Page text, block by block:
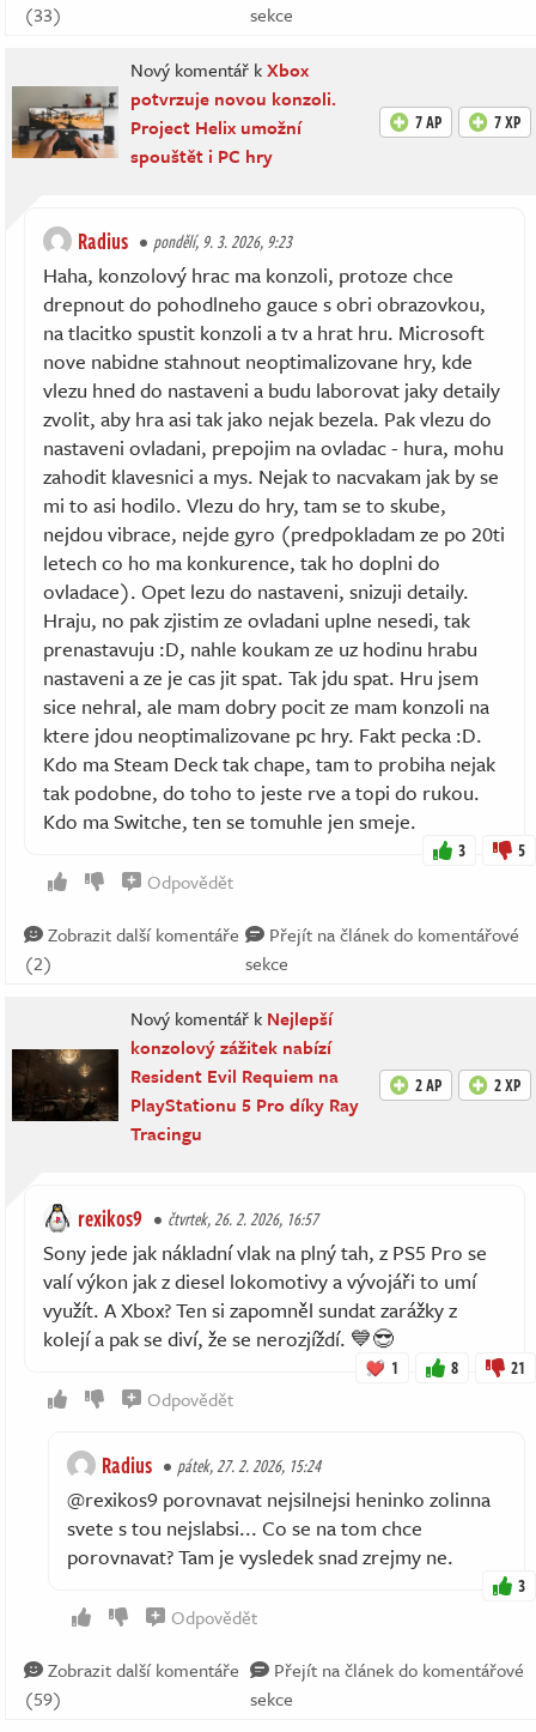
(33)
sekce
Nový komentář kXbox
potvrzuje novou konzoli.
Project Helix umožní
spouštět i PC hry
7 AP 7 XP
Radius pondělí, 9. 3. 2026, 9:23
Haha, konzolový hrac ma konzoli, protoze chce
drepnout do pohodlneho gauce s obri obrazovkou,
na tlacitko spustit konzoli a tv a hrat hru. Microsoft
nove nabidne stahnout neoptimalizovane hry, kde
vlezu hned do nastaveni a budu laborovat jaky detaily
zvolit, aby hra asi tak jako nejak bezela. Pak vlezu do
nastaveni ovladani, prepojim na ovladac - hura, mohu
zahodit klavesnici a mys. Nejak to nacvakam jak by se
mi to asi hodilo. Vlezu do hry, tam se to skube,
nejdou vibrace, nejde gyro (predpokladam ze po 20ti
letech co ho ma konkurence, tak ho doplni do
ovladace). Opet lezu do nastaveni, snizuji detaily.
Hraju, no pak zjistim ze ovladani uplne nesedi, tak
prenastavuju :D, nahle koukam ze uz hodinu hrabu
nastaveni a ze je cas jit spat. Tak jdu spat. Hru jsem
sice nehral, ale mam dobry pocit ze mam konzoli na
ktere jdou neoptimalizovane pc hry. Fakt pecka :D.
Kdo ma Steam Deck tak chape, tam to probiha nejak
tak podobne, do toho to jeste rve a topi do rukou.
Kdo ma Switche, ten se tomuhle jen smeje.
3 5
Odpovědět
Zobrazit další komentáře
(2)
Přejít na článek do komentářové
sekce
Nový komentář k Nejlepší
konzolový zážitek nabízí
Resident Evil Requiem na
PlayStationu 5 Pro díky Ray
Tracingu
2 AP 2 XP
rexikos9 čtvrtek, 26. 2. 2026, 16:57
Sony jede jak nákladní vlak na plný tah, z PS5 Pro se
valí výkon jak z diesel lokomotivy a vývojáři to umí
využít. A Xbox? Ten si zapomněl sundat zarážky z
kolejí a pak se diví, že se nerozjíždí. 💙😎
1 8 21
Odpovědět
Radius pátek, 27. 2. 2026, 15:24
@rexikos9 porovnavat nejsilnejsi heninko zolinna
svete s tou nejslabsi... Co se na tom chce
porovnavat? Tam je vysledek snad zrejmy ne.
3
Odpovědět
Zobrazit další komentáře
(59)
Přejít na článek do komentářové
sekce